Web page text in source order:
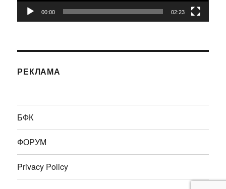
00:00 02:23
РЕКЛАМА
БФК
ФОРУМ
Privacy Policy